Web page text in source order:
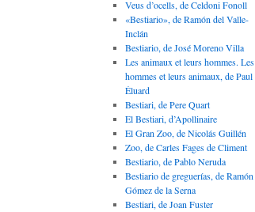
Veus d’ocells, de Celdoni Fonoll
«Bestiario», de Ramón del Valle-
Inclán
Bestiario, de José Moreno Villa
Les animaux et leurs hommes. Les
hommes et leurs animaux, de Paul
Éluard
Bestiari, de Pere Quart
El Bestiari, d’Apollinaire
El Gran Zoo, de Nicolás Guillén
Zoo, de Carles Fages de Climent
Bestiario, de Pablo Neruda
Bestiario de greguerías, de Ramón
Gómez de la Serna
Bestiari, de Joan Fuster